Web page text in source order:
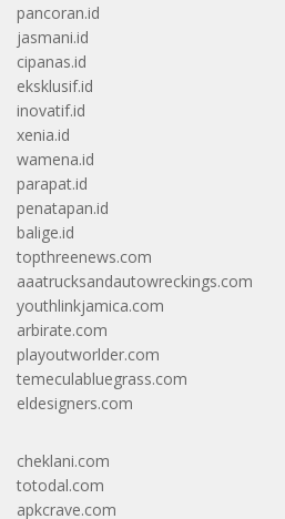
pancoran.id
jasmani.id
cipanas.id
eksklusif.id
inovatif.id
xenia.id
wamena.id
parapat.id
penatapan.id
balige.id
topthreenews.com
aaatrucksandautowreckings.com
youthlinkjamica.com
arbirate.com
playoutworlder.com
temeculabluegrass.com
eldesigners.com
cheklani.com
totodal.com
apkcrave.com